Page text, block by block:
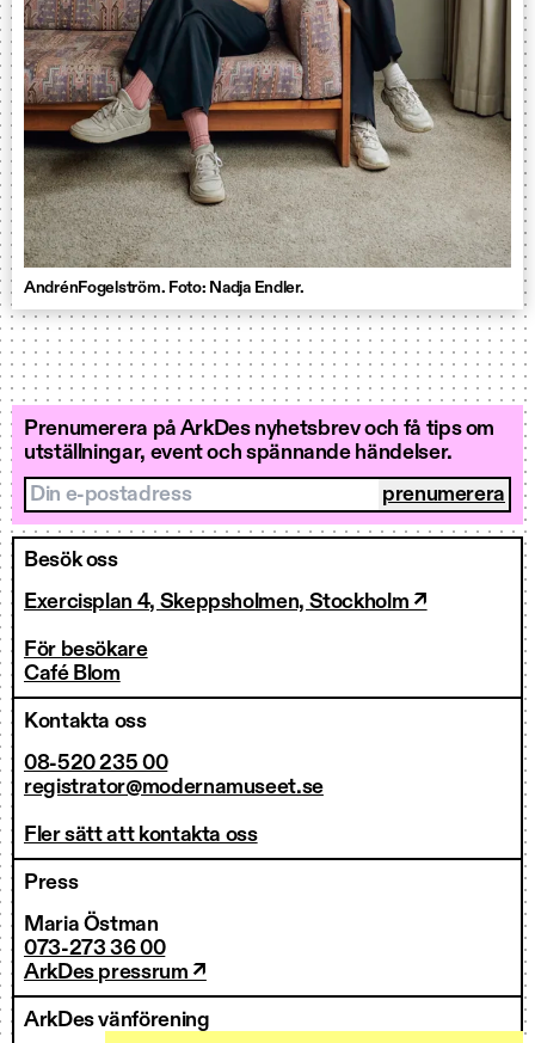
AndrénFogelström. Foto: Nadja Endler.
Prenumerera på ArkDes nyhetsbrev och få tips om
utställningar, event och spännande händelser.
Din e-postadress
Besök oss
Exercisplan 4, Skeppsholmen, Stockholm ↗
För besökare
Café Blom
Kontakta oss
08-520 235 00
registrator@modernamuseet.se
Fler sätt att kontakta oss
Press
Maria Östman
073-273 36 00
ArkDes pressrum ↗
ArkDes vänförening